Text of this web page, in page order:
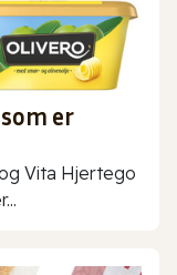
er
Vita Hjertego